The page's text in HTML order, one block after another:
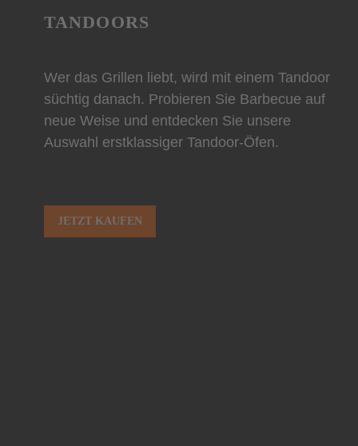
TANDOORS
Wer das Grillen liebt, wird mit einem Tandoor
süchtig danach. Probieren Sie Barbecue auf
neue Weise und entdecken Sie unsere
Auswahl erstklassiger Tandoor-Öfen.
JETZT KAUFEN